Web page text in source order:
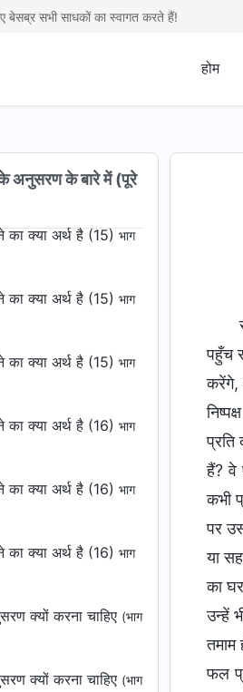
सभी साधकों का स्वागत करते हैं!
होम
अनुसरण के बारे में (पूरे
क्या अर्थ है (14)
क्या अर्थ है (14)भाग
क्या अर्थ है (15) भाग
क्या अर्थ है (15) भाग
क्या अर्थ है (15) भाग
क्या अर्थ है (16) भाग
क्या अर्थ है (16) भाग
क्या अर्थ है (16) भाग
क्यों करना चाहिए (भाग
क्यों करना चाहिए (भाग
पहुँच
करेंगे,
प्रति
हैं? वे
कभी
पर
या
का
उन्हें
तमाम
फल